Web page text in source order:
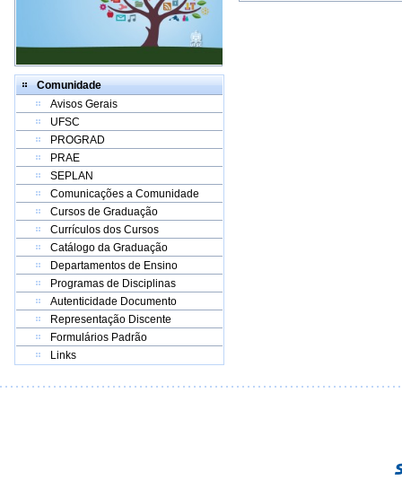
Comunidade
Avisos Gerais
UFSC
PROGRAD
PRAE
SEPLAN
Comunicações a Comunidade
Cursos de Graduação
Currículos dos Cursos
Catálogo da Graduação
Departamentos de Ensino
Programas de Disciplinas
Autenticidade Documento
Representação Discente
Formulários Padrão
Links